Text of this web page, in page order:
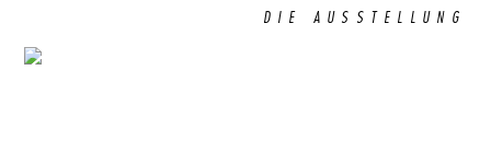
DIE AUSSTELLUNG